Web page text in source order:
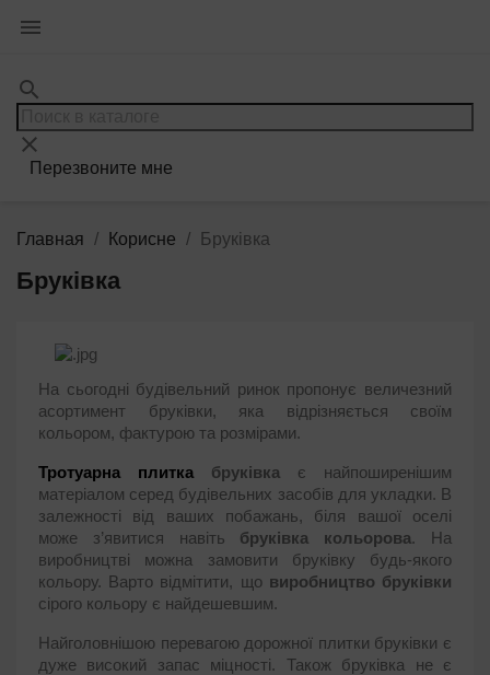

search
clear
Перезвоните мне
Главная Корисне Бруківка
Бруківка
На сьогодні будівельний ринок пропонує величезний
асортимент бруківки, яка відрізняється своїм
кольором, фактурою та розмірами.
Тротуарна плитка бруківка є найпоширенішим
матеріалом серед будівельних засобів для укладки. В
залежності від ваших побажань, біля вашої оселі
може з’явитися навіть бруківка кольорова. На
виробництві можна замовити бруківку будь-якого
кольору. Варто відмітити, що виробництво бруківки
сірого кольору є найдешевшим.
Найголовнішою перевагою дорожної плитки бруківки є
дуже високий запас міцності. Також бруківка не є